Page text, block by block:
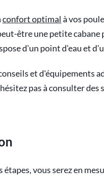
confort optimal à vos
être une petite
d'un point d'eau et
et d'équipements
pas à consulter
étapes, vous serez en